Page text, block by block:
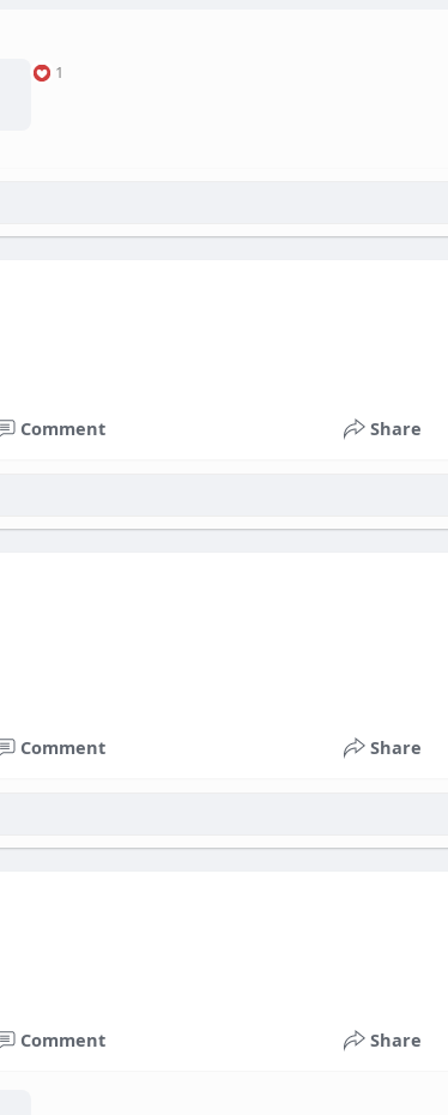
1
Comment Share
Comment Share
Comment Share